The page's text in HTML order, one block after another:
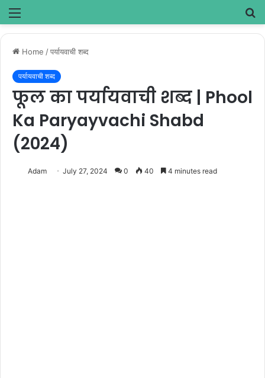
Menu
Home /पर्यायवाची शब्द
पर्यायवाची शब्द
फूल का पर्यायवाची शब्द | Phool
Ka Paryayvachi Shabd
(2024)
Adam July 27, 2024 0 40 4 minutes read